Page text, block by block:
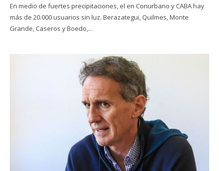
En medio de fuertes precipitaciones, el en Conurbano y CABA hay
más de 20.000 usuarios sin luz. Berazategui, Quilmes, Monte
Grande, Caseros y Boedo,...